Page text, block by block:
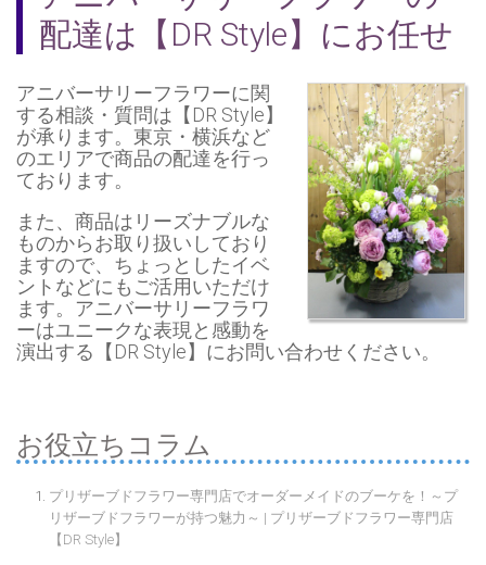
配達は【DR Style】にお任せ
アニバーサリーフラワーに関
する相談・質問は【DR Style】
が承ります。東京・横浜など
のエリアで商品の配達を行っ
ております。
また、商品はリーズナブルな
ものからお取り扱いしており
ますので、ちょっとしたイベ
ントなどにもご活用いただけ
ます。アニバーサリーフラワ
ーはユニークな表現と感動を
演出する【DR Style】にお問い合わせください。
お役立ちコラム
プリザーブドフラワー専門店でオーダーメイドのブーケを！～プ
リザーブドフラワーが持つ魅力～ | プリザーブドフラワー専門店
【DR Style】